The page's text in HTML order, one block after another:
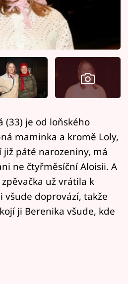
Vary
(33) je od loňského
maminka a kromě Loly,
páté narozeniny, má
ne čtyřměsíční Aloisii. A
už vrátila k
všude doprovází, takže
ji Berenika všude, kde